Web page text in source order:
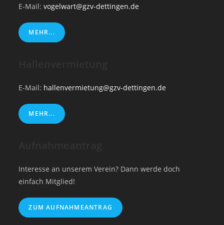
E-Mail:vogelwart@gzv-dettingen.de
MEHR...
E-Mail: hallenvermietung@gzv-dettingen.de
MEHR...
Interesse an unserem Verein? Dann werde doch
einfach Mitglied!
ZUM AUFNAHMEANTRAG